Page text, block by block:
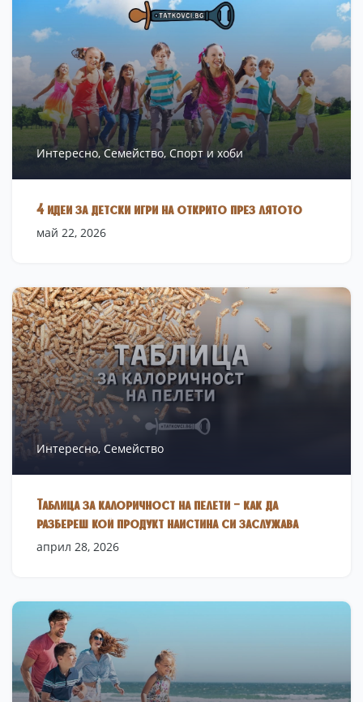
Интересно,Семейство, Спорт и хоби
4 идеи за детски игри на открито през лятото
май 22, 2026
Интересно, Семейство
Таблица за калоричност на пелети – как да
разбереш кой продукт наистина си заслужава
април 28, 2026